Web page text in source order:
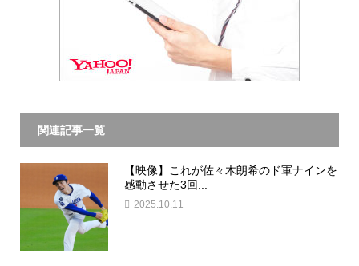
関連記事一覧
【映像】これが佐々木朗希のド軍ナインを
感動させた3回...
2025.10.11